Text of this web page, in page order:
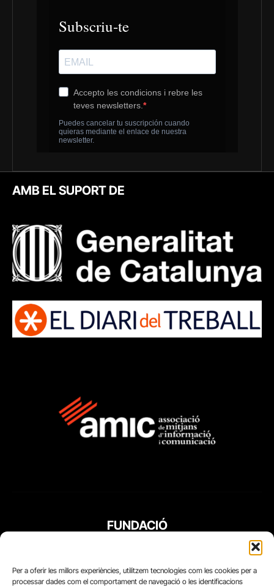
Per a oferir les millors experiències, utilitzem tecnologies com les cookies per a
processar dades com el comportament de navegació o les identificacions
AMB EL SUPORT DE
FUNDACIÓ